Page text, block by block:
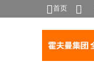
首页